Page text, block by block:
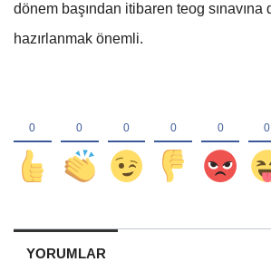
dönem başından itibaren teog
hazırlanmak önemli.
YORUMLAR